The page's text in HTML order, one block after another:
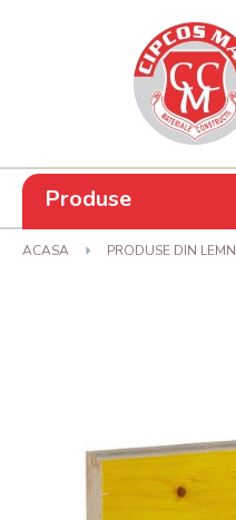
Produse
ACASA PRODUSE DIN LEMN